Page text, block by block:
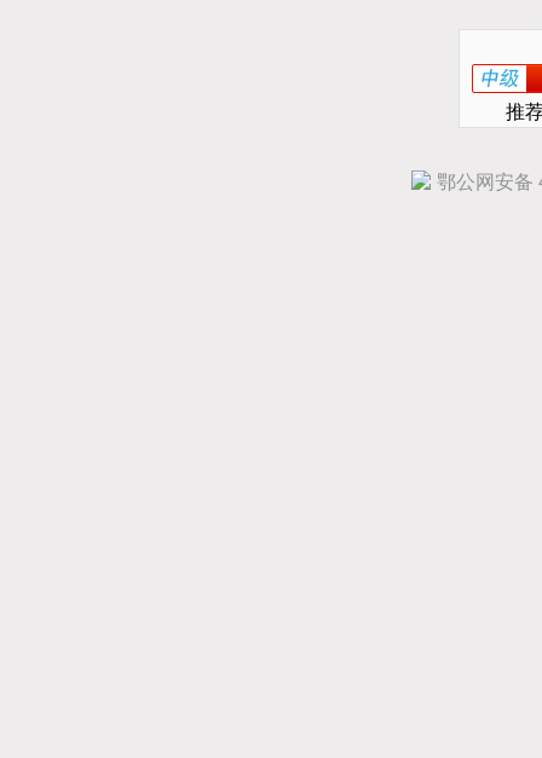
推
鄂公网安备